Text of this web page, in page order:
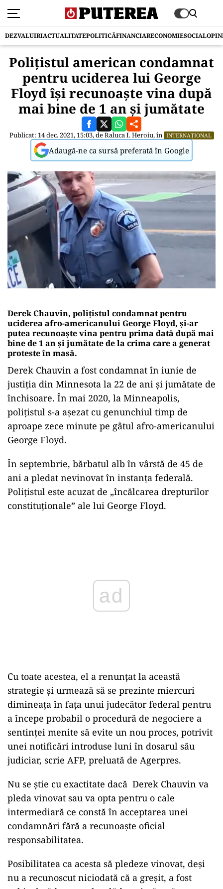
DEZVALUIRIACTUALITATEPOLITICĂFINANCIARECONOMIESOCIAL
Poliţistul american condamnat
pentru uciderea lui George
Floyd își recunoaște vina după
mai bine de 1 an și jumătate
Publicat: 14 dec. 2021, 15:03, deRaluca I. Heroiu, în INTERNAȚIONAL
Adaugă-ne ca sursă preferată în Google
Derek Chauvin, poliţistul condamnat pentru
uciderea afro-americanului George Floyd, și-ar
putea recunoaşte vina pentru prima dată după mai
bine de 1 an și jumătate de la crima care a generat
proteste în masă.
Derek Chauvin a fost condamnat în iunie de
justiţia din Minnesota la 22 de ani şi jumătate de
închisoare. În mai 2020, la Minneapolis,
polițistul s-a așezat cu genunchiul timp de
aproape zece minute pe gâtul afro-americanului
George Floyd.
În septembrie, bărbatul alb în vârstă de 45 de
ani a pledat nevinovat în instanţa federală.
Polițistul este acuzat de „încălcarea drepturilor
constituţionale” ale lui George Floyd.
ad
Cu toate acestea, el a renunţat la această
strategie şi urmează să se prezinte miercuri
dimineaţa în faţa unui judecător federal pentru
a începe probabil o procedură de negociere a
sentinţei menite să evite un nou proces, potrivit
unei notificări introduse luni în dosarul său
judiciar, scrie AFP, preluată de Agerpres.
Nu se știe cu exactitate dacă Derek Chauvin va
pleda vinovat sau va opta pentru o cale
intermediară ce constă în acceptarea unei
condamnări fără a recunoaşte oficial
responsabilitatea.
Posibilitatea ca acesta să pledeze vinovat, deşi
nu a recunoscut niciodată că a greşit, a fost